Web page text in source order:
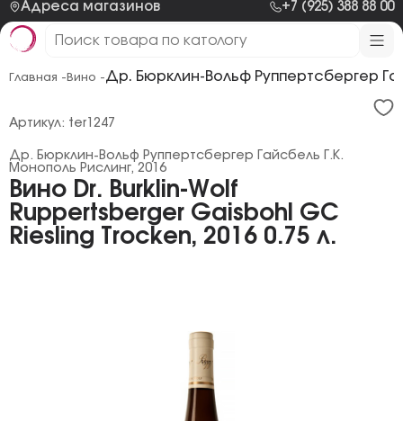
Адреса магазинов +7 (925) 388 88 00
Главная - Вино -Др. Бюрклин-Вольф Руппертсбергер
Вино Dr. Burklin-Wolf
Ruppertsberger Gaisbohl GC
Riesling Trocken, 2016 0.75 л.
Др. Бюрклин-Вольф Руппертсбергер Гайсбель Г.К.
Монополь Рислинг, 2016
Артикул: ter1247